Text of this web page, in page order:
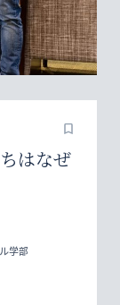
はなぜ
学部